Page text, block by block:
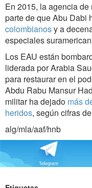
En 2015, la agencia
parte de que Abu Dabi
colombianosy a
especiales
Los EAU están
liderada por Arabia
para restaurar en el
Abdu Rabu Mansur
militar ha dejado más
heridos, según cifras
alg/mla/aaf/hnb